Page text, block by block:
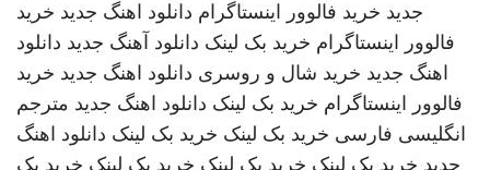
جدید خرید فالوور اینستاگرام دانلود اهنگ جدید خرید
فالوور اینستاگرام خرید بک لینک دانلود آهنگ جدید دانلود
اهنگ جدید خرید شال و روسری دانلود اهنگ جدید خرید
فالوور اینستاگرام خرید بک لینک دانلود اهنگ جدید مترجم
انگلیسی فارسی خرید بک لینک خرید بک لینک دانلود اهنگ
جدید خرید بک لینک خرید بک لینک خرید بک لینک خرید بک